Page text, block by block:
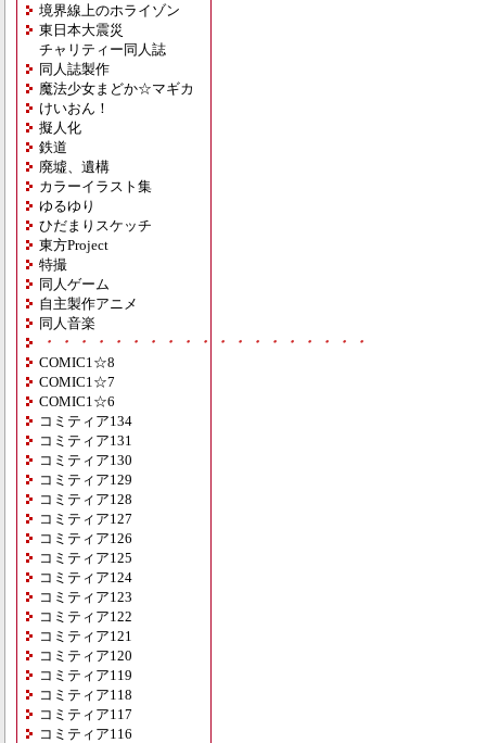
境界線上のホライゾン
東日本大震災
チャリティー同人誌
同人誌製作
魔法少女まどか☆マギカ
けいおん！
擬人化
鉄道
廃墟、遺構
カラーイラスト集
ゆるゆり
ひだまりスケッチ
東方Project
特撮
同人ゲーム
自主製作アニメ
同人音楽
・・・・・・・・・・・・・・・・・・・
COMIC1☆8
COMIC1☆7
COMIC1☆6
コミティア134
コミティア131
コミティア130
コミティア129
コミティア128
コミティア127
コミティア126
コミティア125
コミティア124
コミティア123
コミティア122
コミティア121
コミティア120
コミティア119
コミティア118
コミティア117
コミティア116